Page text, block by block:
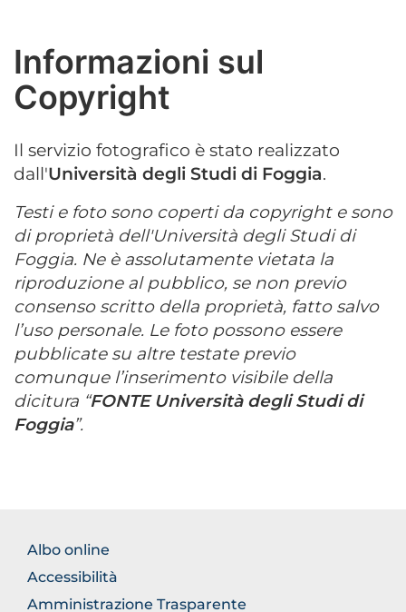
Informazioni sul
Copyright
Il servizio fotografico è stato realizzato
dall'Università degli Studi di Foggia.
Testi e foto sono coperti da copyright e sono
di proprietà dell'Università degli Studi di
Foggia. Ne è assolutamente vietata la
riproduzione al pubblico, se non previo
consenso scritto della proprietà, fatto salvo
l’uso personale. Le foto possono essere
pubblicate su altre testate previo
comunque l’inserimento visibile della
dicitura “FONTE Università degli Studi di
Foggia”.
FOOTER
NORMATIVA
Albo online
Accessibilità
Amministrazione Trasparente